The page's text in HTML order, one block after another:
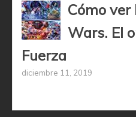
Cómo
Wars. El
Fuerza
diciembre 11, 2019